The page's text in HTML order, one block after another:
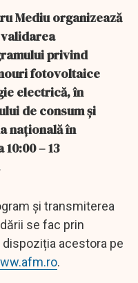
Mediu organizează
privind
fotovoltaice
electrică, în
de consum și
națională în
– 13
și transmiterea
se fac prin
acestora pe
.